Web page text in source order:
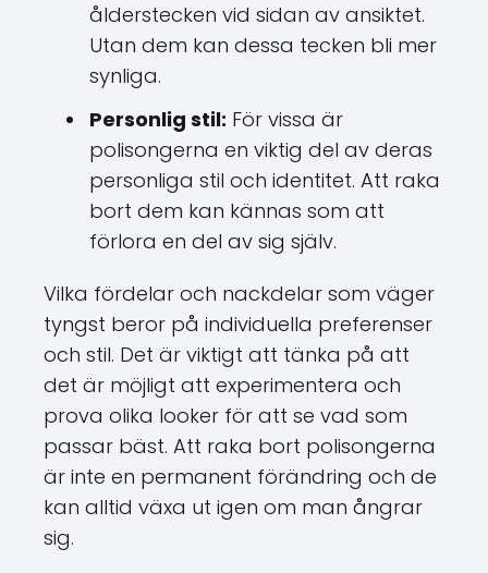
ålderstecken vid sidan av ansiktet.
Utan dem kan dessa tecken bli mer
synliga.
Personlig stil: För vissa är
polisongerna en viktig del av deras
personliga stil och identitet. Att raka
bort dem kan kännas som att
förlora en del av sig själv.
Vilka fördelar och nackdelar som väger
tyngst beror på individuella preferenser
och stil. Det är viktigt att tänka på att
det är möjligt att experimentera och
prova olika looker för att se vad som
passar bäst. Att raka bort polisongerna
är inte en permanent förändring och de
kan alltid växa ut igen om man ångrar
sig.